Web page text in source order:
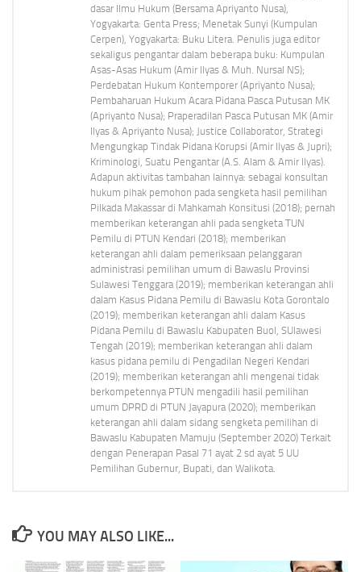
dasar Ilmu Hukum (Bersama Apriyanto Nusa),
Yogyakarta: Genta Press; Menetak Sunyi (Kumpulan
Cerpen), Yogyakarta: Buku Litera. Penulis juga editor
sekaligus pengantar dalam beberapa buku: Kumpulan
Asas-Asas Hukum (Amir Ilyas & Muh. Nursal NS);
Perdebatan Hukum Kontemporer (Apriyanto Nusa);
Pembaharuan Hukum Acara Pidana Pasca Putusan MK
(Apriyanto Nusa); Praperadilan Pasca Putusan MK (Amir
Ilyas & Apriyanto Nusa); Justice Collaborator, Strategi
Mengungkap Tindak Pidana Korupsi (Amir Ilyas & Jupri);
Kriminologi, Suatu Pengantar (A.S. Alam & Amir Ilyas).
Adapun aktivitas tambahan lainnya: sebagai konsultan
hukum pihak pemohon pada sengketa hasil pemilihan
Pilkada Makassar di Mahkamah Konsitusi (2018); pernah
memberikan keterangan ahli pada sengketa TUN
Pemilu di PTUN Kendari (2018); memberikan
keterangan ahli dalam pemeriksaan pelanggaran
administrasi pemilihan umum di Bawaslu Provinsi
Sulawesi Tenggara (2019); memberikan keterangan ahli
dalam Kasus Pidana Pemilu di Bawaslu Kota Gorontalo
(2019); memberikan keterangan ahli dalam Kasus
Pidana Pemilu di Bawaslu Kabupaten Buol, SUlawesi
Tengah (2019); memberikan keterangan ahli dalam
kasus pidana pemilu di Pengadilan Negeri Kendari
(2019); memberikan keterangan ahli mengenai tidak
berkompetennya PTUN mengadili hasil pemilihan
umum DPRD di PTUN Jayapura (2020); memberikan
keterangan ahli dalam sidang sengketa pemilihan di
Bawaslu Kabupaten Mamuju (September 2020) Terkait
dengan Penerapan Pasal 71 ayat 2 sd ayat 5 UU
Pemilihan Gubernur, Bupati, dan Walikota.
YOU MAY ALSO LIKE...